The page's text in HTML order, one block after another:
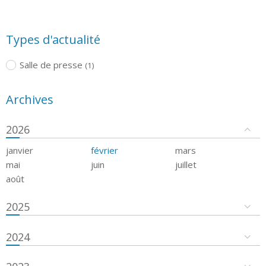
Types d'actualité
Salle de presse (1)
Archives
2026
janvier février
mars
mai
juin
juillet
août
2025
2024